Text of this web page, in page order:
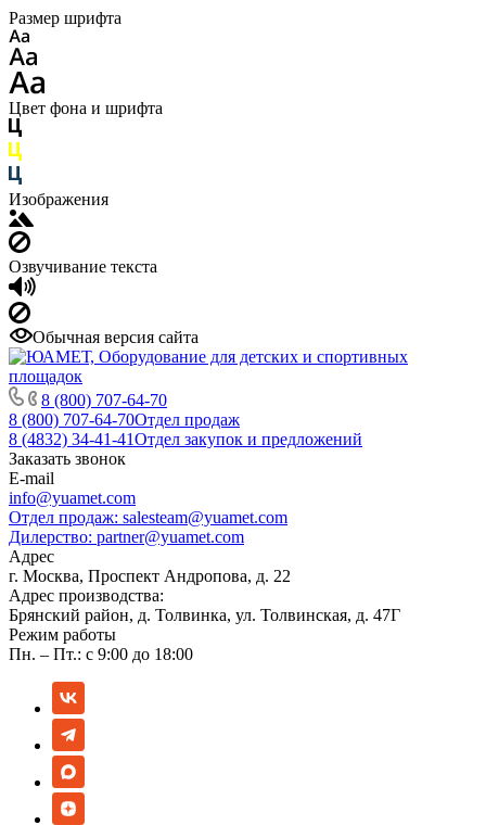
Размер шрифта
Цвет фона и шрифта
Изображения
Озвучивание текста
Обычная версия сайта
8 (800) 707-64-70
8 (800) 707-64-70Отдел продаж
8 (4832) 34-41-41Отдел закупок и предложений
Заказать звонок
E-mail
info@yuamet.com
Отдел продаж: salesteam@yuamet.com
Дилерство: partner@yuamet.com
Адрес
г. Москва, Проспект Андропова, д. 22
Адрес производства:
Брянский район, д. Толвинка, ул. Толвинская, д. 47Г
Режим работы
Пн. – Пт.: с 9:00 до 18:00